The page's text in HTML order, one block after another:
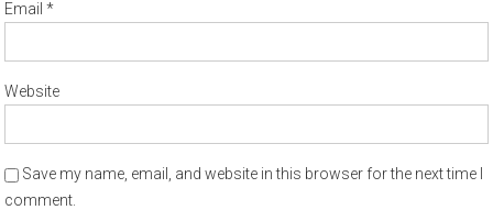
Email*
Website
Save my name, email, and website in this browser for the next time I
comment.